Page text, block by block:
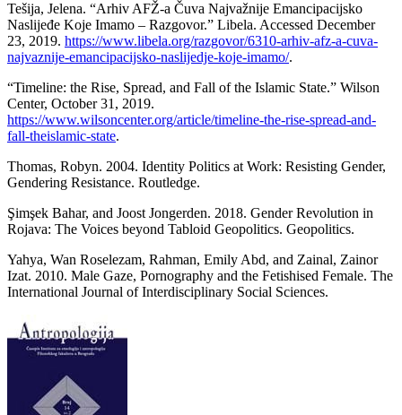
Tešija, Jelena. “Arhiv AFŽ-a Čuva Najvažnije Emancipacijsko
Naslijeđe Koje Imamo – Razgovor.” Libela. Accessed December
23, 2019. https://www.libela.org/razgovor/6310-arhiv-afz-a-cuva-
najvaznije-emancipacijsko-naslijedje-koje-imamo/.
“Timeline: the Rise, Spread, and Fall of the Islamic State.” Wilson
Center, October 31, 2019.
https://www.wilsoncenter.org/article/timeline-the-rise-spread-and-
fall-theislamic-state.
Thomas, Robyn. 2004. Identity Politics at Work: Resisting Gender,
Gendering Resistance. Routledge.
Şimşek Bahar, and Joost Jongerden. 2018. Gender Revolution in
Rojava: The Voices beyond Tabloid Geopolitics. Geopolitics.
Yahya, Wan Roselezam, Rahman, Emily Abd, and Zainal, Zainor
Izat. 2010. Male Gaze, Pornography and the Fetishised Female. The
International Journal of Interdisciplinary Social Sciences.